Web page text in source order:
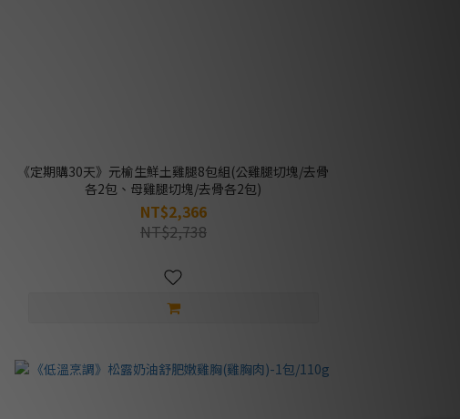
《定期購30天》元榆生鮮土雞腿8包組(公雞腿切塊/去骨
各2包、母雞腿切塊/去骨各2包)
NT$2,366
NT$2,738